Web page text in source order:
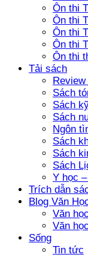
Ôn thi
Ôn thi
Ôn thi
Ôn thi
Ôn thi
Tải sách
Sách
Sách
Sách
Ngôn
Sách
Sách
Sách
Y học
Trích dẫn
Blog Văn
Văn
Văn
Sống
Tin tức